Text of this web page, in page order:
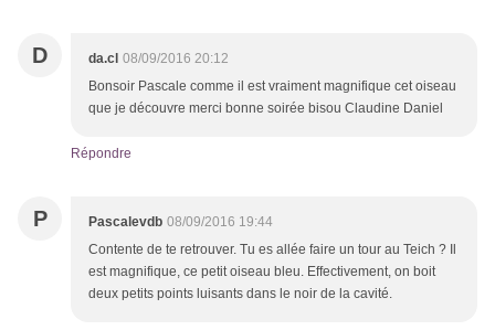
D da.cl 08/09/2016 20:12
Bonsoir Pascale comme il est vraiment magnifique cet oiseau
que je découvre merci bonne soirée bisou Claudine Daniel
Répondre
P Pascalevdb 08/09/2016 19:44
Contente de te retrouver. Tu es allée faire un tour au Teich ? Il
est magnifique, ce petit oiseau bleu. Effectivement, on boit
deux petits points luisants dans le noir de la cavité.